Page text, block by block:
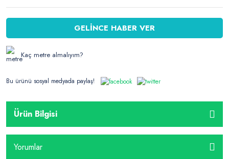
GELİNCE HABER VER
Kaç metre almalıyım?
Bu ürünü sosyal medyada paylaş!
Ürün Bilgisi
Yorumlar